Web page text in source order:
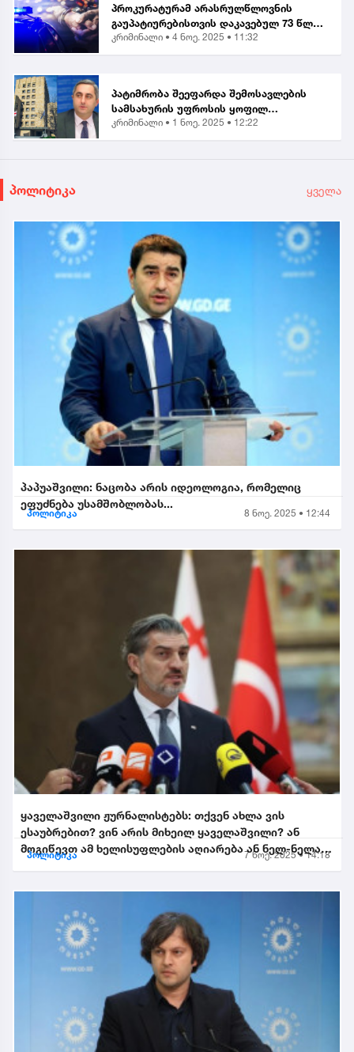
პროკურატურამ არასრულწლოვნის
გაუპატიურებისთვის დაკავებულ 73 წლის
მამაკაცს ბრალი წარუდგინა...
კრიმინალი • 4 ნოე. 2025 • 11:32
პატიმრობა შეეფარდა შემოსავლების
სამსახურის უფროსის ყოფილ
მოადგილეს - ვლადიმერ ხუნდაძეს...
კრიმინალი • 1 ნოე. 2025 • 12:22
პოლიტიკა ყველა
პაპუაშვილი: ნაცობა არის იდეოლოგია, რომელიც
ეფუძნება უსამშობლობას...
პოლიტიკა 8 ნოე. 2025 • 12:44
ყაველაშვილი ჟურნალისტებს: თქვენ ახლა ვის
ესაუბრებით? ვინ არის მიხეილ ყაველაშვილი? ან
მოგიწევთ ამ ხელისუფლების აღიარება ან ნელ-ნელა
განიდევნებით, გაიწე...
პოლიტიკა 7 ნოე. 2025 • 14:18